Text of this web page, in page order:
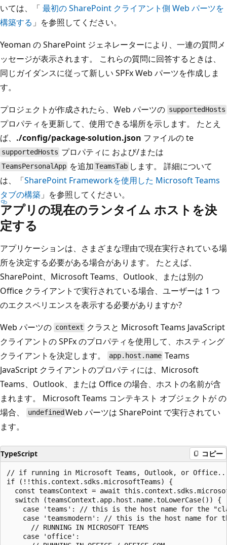
いては、「 最初の SharePoint クライアント側 Web パーツを
構築する 」を参照してください。
Yeoman の SharePoint ジェネレーターにより、一連の質問メ
ッセージが表示されます。 これらの質問に回答するときは、
同じガイダンスに従って新しい SPFx Web パーツを作成しま
す。
プロジェクトが作成されたら、Web パーツの supportedHosts
プロパティを更新して、使用できる場所を示します。 たとえ
ば、 ./config/package-solution.json ファイルの te
supportedHosts プロパティに および/または
TeamsPersonalApp を追加 TeamsTab します。 詳細について
は、「SharePoint Frameworkを使用した Microsoft Teams
タブの構築 」を参照してください。
アプリの現在のランタイム ホストを決
定する
アプリケーションは、さまざまな理由で現在実行されている場
所を決定する必要がある場合があります。 たとえば、
SharePoint、Microsoft Teams、Outlook、または別の
Office クライアントで実行されている場合、ユーザーは 1 つ
のエクスペリエンスを表示する必要がありますか?
Web パーツの context クラスと Microsoft Teams JavaScript
クライアントの SPFx のプロパティを使用して、ホスティング
クライアントを決定します。
app.host.name Teams
JavaScript クライアントのプロパティには、Microsoft
Teams、Outlook、または Office の場合、ホストの名前が含
まれます。 Microsoft Teams コンテキスト オブジェクトが の
場合、
undefined Web パーツは SharePoint で実行されてい
ます。
TypeScript コピー
// if running in Microsoft Teams, Outlook, or
if (!!this.context.sdks.microsoftTeams) {
const teamsContext = await
  switch (teamsContext.app.host.name.toLowerCase()) {
case 'teams': // this is the host name for the
case 'teamsmodern': // this is the host name for
      // RUNNING IN MICROSOFT TEAMS
    case 'office':